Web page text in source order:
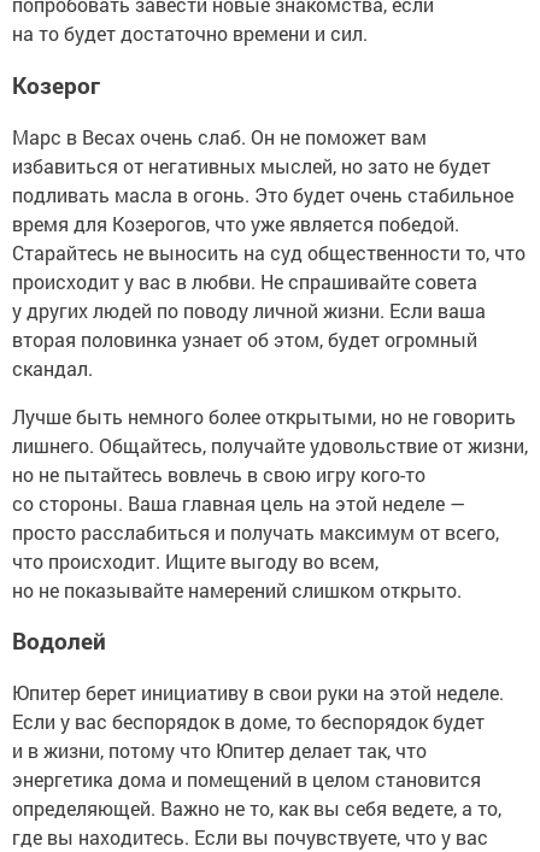
на то будет достаточно времени и сил.
Козерог
Марс в Весах очень слаб. Он не поможет вам
избавиться от негативных мыслей, но зато не будет
подливать масла в огонь. Это будет очень стабильное
время для Козерогов, что уже является победой.
Старайтесь не выносить на суд общественности то, что
происходит у вас в любви. Не спрашивайте совета
у других людей по поводу личной жизни. Если ваша
вторая половинка узнает об этом, будет огромный
скандал.
Лучше быть немного более открытыми, но не говорить
лишнего. Общайтесь, получайте удовольствие от жизни,
но не пытайтесь вовлечь в свою игру кого-то
со стороны. Ваша главная цель на этой неделе —
просто расслабиться и получать максимум от всего,
что происходит. Ищите выгоду во всем,
но не показывайте намерений слишком открыто.
Водолей
Юпитер берет инициативу в свои руки на этой неделе.
Если у вас беспорядок в доме, то беспорядок будет
и в жизни, потому что Юпитер делает так, что
энергетика дома и помещений в целом становится
определяющей. Важно не то, как вы себя ведете, а то,
где вы находитесь. Если вы почувствуете, что у вас